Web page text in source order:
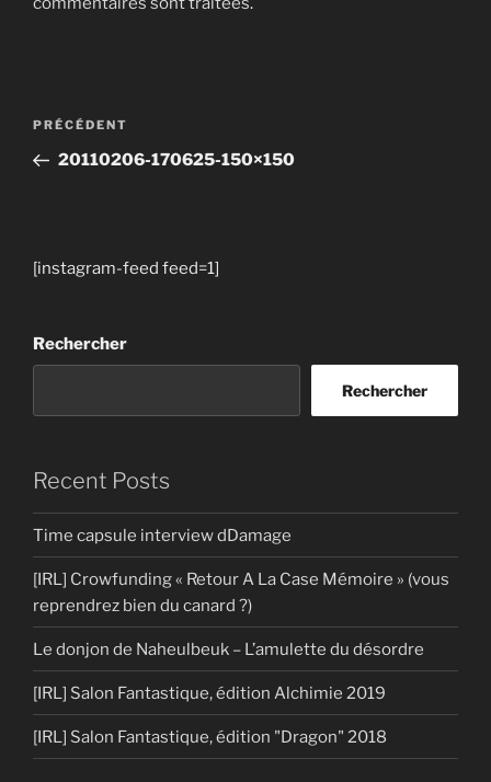
Navigation
l’article
Article
précédent
PRÉCÉDENT
20110206-170625-150×150
[instagram-feed feed=1]
Rechercher
Rechercher
Recent Posts
Time capsule interview dDamage
[IRL] Crowfunding « Retour A La Case Mémoire » (vous
reprendrez bien du canard ?)
Le donjon de Naheulbeuk – L’amulette du désordre
[IRL] Salon Fantastique, édition Alchimie 2019
[IRL] Salon Fantastique, édition "Dragon" 2018